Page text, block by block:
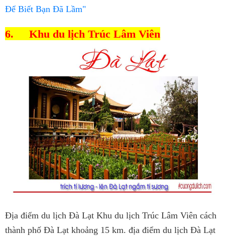
Để Biết Bạn Đã Lầm"
6. Khu du lịch Trúc Lâm Viên
Địa điểm du lịch Đà Lạt Khu du lịch Trúc Lâm Viên cách
thành phố Đà Lạt khoảng 15 km. địa điểm du lịch Đà Lạt